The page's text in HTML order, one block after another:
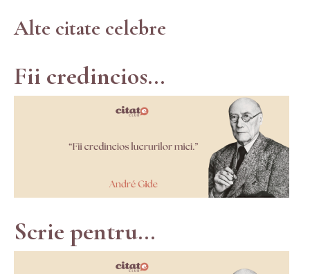
Alte citate celebre
Fii credincios...
Scrie pentru...